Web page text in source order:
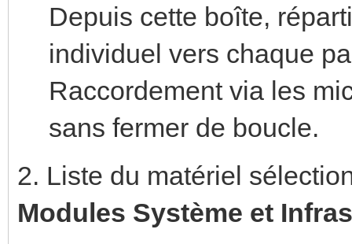
Depuis cette boîte,
individuel vers chaque
Raccordement via les
sans fermer de boucle.
2. Liste du matériel
Modules Système et